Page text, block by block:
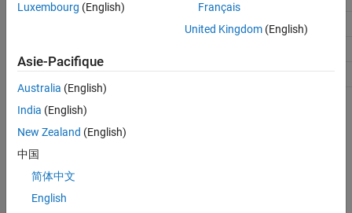
No impact
Safety precaution
No impact
Programmatic Use
Parameter:
Type:
Value: none
Default:
Luxembourg (English)
Français
United Kingdom(English)
Asie-Pacifique
Australia (English)
India (English)
New Zealand (English)
中国
简体中文
English